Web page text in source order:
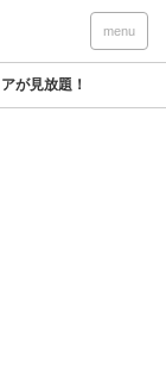
menu
が見放題！